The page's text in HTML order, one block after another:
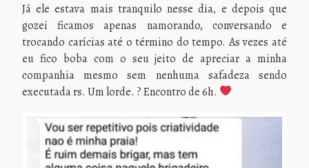
Já ele estava mais tranquilo nesse dia, e depois que
gozei ficamos apenas namorando, conversando e
trocando carícias até o término do tempo. As vezes até
eu fico boba com o seu jeito de apreciar a minha
companhia mesmo sem nenhuma safadeza sendo
executada rs. Um lorde. ? Encontro de 6h.